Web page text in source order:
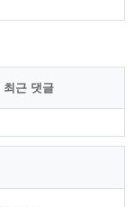
최근 댓글